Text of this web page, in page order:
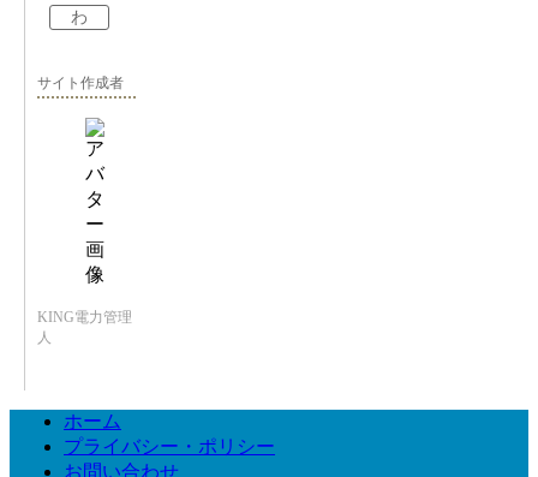
わ
サイト作成者
KING電力管理
人
ホーム
プライバシー・ポリシー
お問い合わせ